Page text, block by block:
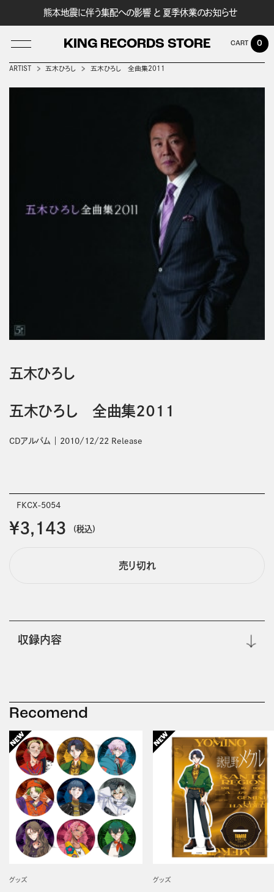
熊本地震に伴う集配への影響 と 夏季休業のお知らせ
KING RECORDS STORE 0
ARTIST 五木ひろし 五木ひろし 全曲集２０１１
五木ひろし
五木ひろし 全曲集２０１１
CDアルバム 2010/12/22 Release
FKCX-5054
￥3,143 (税込)
売り切れ
収録内容
Recomend
グッズ グッズ